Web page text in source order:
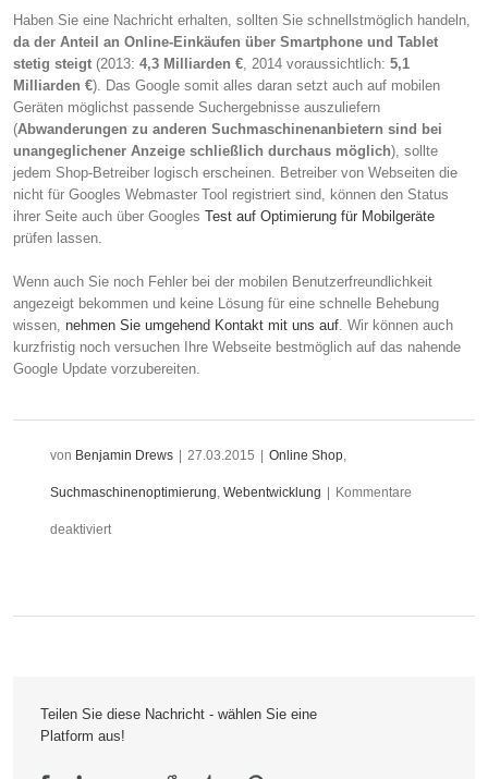
Haben Sie eine Nachricht erhalten, sollten Sie schnellstmöglich handeln,
da der Anteil an Online-Einkäufen über Smartphone und Tablet
stetig steigt (2013: 4,3 Milliarden €, 2014 voraussichtlich: 5,1
Milliarden €). Das Google somit alles daran setzt auch auf mobilen
Geräten möglichst passende Suchergebnisse auszuliefern
(Abwanderungen zu anderen Suchmaschinenanbietern sind bei
unangeglichener Anzeige schließlich durchaus möglich), sollte
jedem Shop-Betreiber logisch erscheinen. Betreiber von Webseiten die
nicht für Googles Webmaster Tool registriert sind, können den Status
ihrer Seite auch über Googles Test auf Optimierung für Mobilgeräte
prüfen lassen.
Wenn auch Sie noch Fehler bei der mobilen Benutzerfreundlichkeit
angezeigt bekommen und keine Lösung für eine schnelle Behebung
wissen, nehmen Sie umgehend Kontakt mit uns auf. Wir können auch
kurzfristig noch versuchen Ihre Webseite bestmöglich auf das nahende
Google Update vorzubereiten.
von Benjamin Drews 27.03.2015 Online Shop,
Suchmaschinenoptimierung, Webentwicklung Kommentare
deaktiviertfür
April
Teilen Sie diese Nachricht - wählen Sie eine
Platform aus!